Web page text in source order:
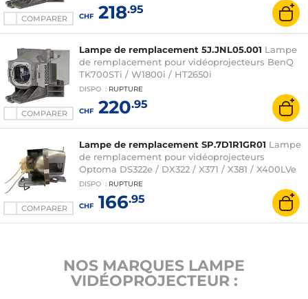
COMPARER CHF218.95
COMPARER
Lampe de remplacement 5J.JNL05.001 Lampe
de remplacement pour vidéoprojecteurs BenQ
TK700STi / W1800i / HT2650i
DISPO : RUPTURE
CHF220.95
COMPARER
Lampe de remplacement SP.7D1R1GR01 Lampe
de remplacement pour vidéoprojecteurs
Optoma DS322e / DX322 / X371 / X381 / X400LVe
DISPO : RUPTURE
CHF166.95
NOS MARQUES LAMPE
VIDÉOPROJECTEUR :